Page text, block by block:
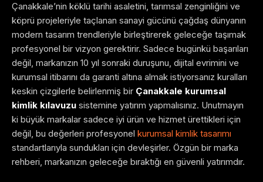
Çanakkale’nin köklü tarihi asaletini, tarımsal zenginliğini ve
köprü projeleriyle taçlanan sanayi gücünü çağdaş dünyanın
modern tasarım trendleriyle birleştirerek geleceğe taşımak
profesyonel bir vizyon gerektirir. Sadece bugünkü başarıları
değil, markanızın 10 yıl sonraki duruşunu, dijital evrimini ve
kurumsal itibarını da garanti altına almak istiyorsanız kuralları
keskin çizgilerle belirlenmiş bir Çanakkale kurumsal
kimlik kılavuzu sistemine yatırım yapmalısınız. Unutmayın
ki büyük markalar sadece iyi ürün ve hizmet ürettikleri için
değil, bu değerleri profesyonel kurumsal kimlik tasarımı
standartlarıyla sundukları için devleşirler. Özgün bir marka
rehberi, markanızın geleceğe bıraktığı en güvenli yatırımdır.